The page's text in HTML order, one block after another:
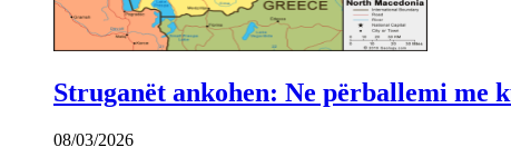
Struganët ankohen: Ne përballemi me
08/03/2026